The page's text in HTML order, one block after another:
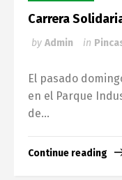
Carrera
by Admin in
El pasado
en el Parque
de...
Continue reading